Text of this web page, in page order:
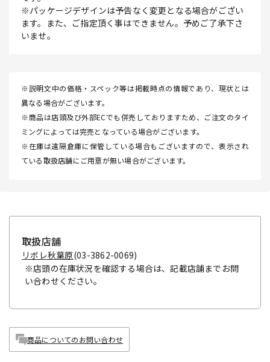
※パッケージデザインは予告なく変更となる場合がござい
ます。また、ご指定頂く事はできません。予めご了承下さ
いませ。
※説明文中の価格・スペック等は掲載時点の情報であり、現状とは
異なる場合がございます。
※商品は店頭及び外部ECでも併売しておりますため、ご注文のタイ
ミングによっては完売となっている場合がございます。
※在庫は遠隔倉庫に保管している場合もございますので、表示され
ている取扱店舗にご用意が無い場合がございます。
取扱店舗
リボレ秋葉原(03-3862-0069)
※店頭の在庫状況を確認する場合は、記載店舗までお問
い合わせください。
商品についてのお問い合わせ